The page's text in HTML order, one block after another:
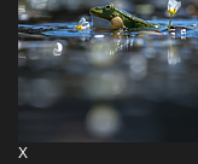
X